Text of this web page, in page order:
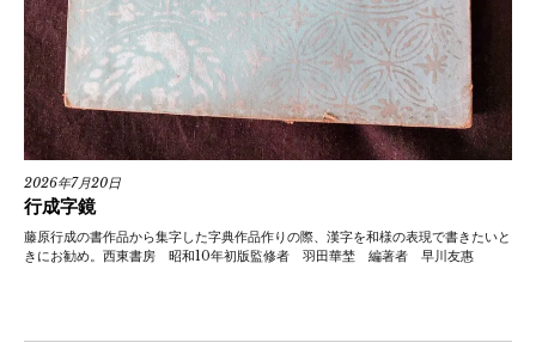
2026年7月20日
行成字鏡
藤原行成の書作品から集字した字典作品作りの際、漢字を和様の表現で書きたいと
きにお勧め。西東書房 昭和10年初版監修者 羽田華埜 編著者 早川友惠